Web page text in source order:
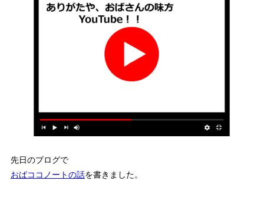
先日のブログで
おばココノートの話を書きました。